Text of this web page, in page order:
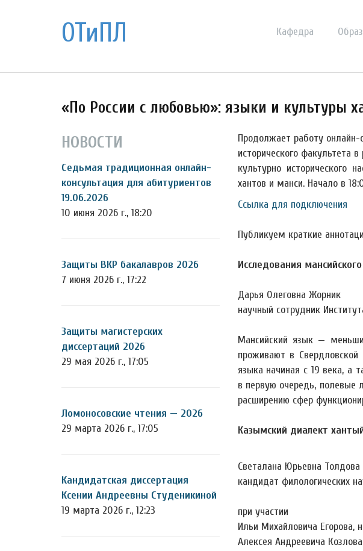
ОТиПЛ Кафедра
«По России с любовью»: языки и культуры
НОВОСТИ
Седьмая традиционная онлайн-
консультация для абитуриентов
19.06.2026
10 июня 2026 г., 18:20
Защиты ВКР бакалавров 2026
7 июня 2026 г., 17:22
Защиты магистерских
диссертаций 2026
29 мая 2026 г., 17:05
Ломоносовские чтения — 2026
29 марта 2026 г., 17:05
Кандидатская диссертация
Ксении Андреевны Студеникиной
19 марта 2026 г., 12:23
Продолжает работу
исторического факультета
культурно исторического
хантов и манси. Начало в
Ссылка для подключения
Публикуем краткие
Исследования
Дарья Олеговна Жорник
научный сотрудник
Мансийский язык —
проживают в
языка начиная с 19 века, а
в первую очередь, полевые
расширению сфер
Казымский диалект
Светалана Юрьевна Толдова
кандидат филологических
при участии
Ильи Михайловича Егорова,
Алексея Андреевича